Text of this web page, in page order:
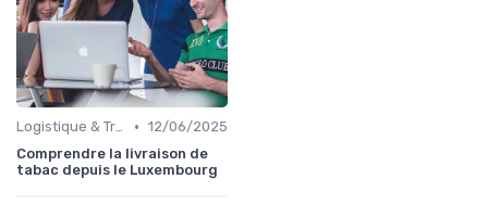
Logistique & Transport • 12/06/2025
Comprendre la livraison de
tabac depuis le Luxembourg